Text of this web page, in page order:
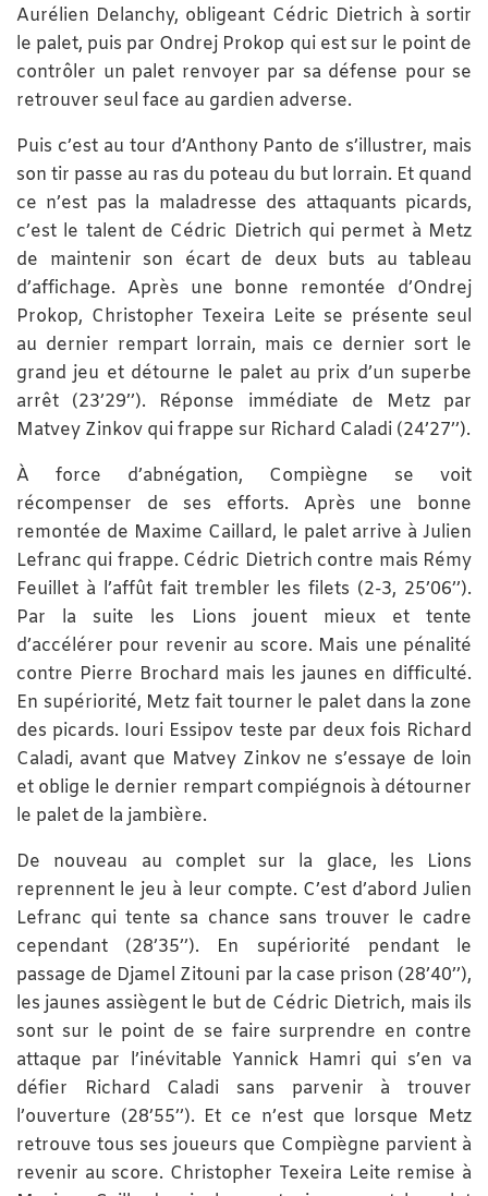
Aurélien Delanchy, obligeant Cédric Dietrich à sortir
le palet, puis par Ondrej Prokop qui est sur le point de
contrôler un palet renvoyer par sa défense pour se
retrouver seul face au gardien adverse.
Puis c’est au tour d’Anthony Panto de s’illustrer, mais
son tir passe au ras du poteau du but lorrain. Et quand
ce n’est pas la maladresse des attaquants picards,
c’est le talent de Cédric Dietrich qui permet à Metz
de maintenir son écart de deux buts au tableau
d’affichage. Après une bonne remontée d’Ondrej
Prokop, Christopher Texeira Leite se présente seul
au dernier rempart lorrain, mais ce dernier sort le
grand jeu et détourne le palet au prix d’un superbe
arrêt (23’29’’). Réponse immédiate de Metz par
Matvey Zinkov qui frappe sur Richard Caladi (24’27’’).
À force d’abnégation, Compiègne se voit
récompenser de ses efforts. Après une bonne
remontée de Maxime Caillard, le palet arrive à Julien
Lefranc qui frappe. Cédric Dietrich contre mais Rémy
Feuillet à l’affût fait trembler les filets (2-3, 25’06’’).
Par la suite les Lions jouent mieux et tente
d’accélérer pour revenir au score. Mais une pénalité
contre Pierre Brochard mais les jaunes en difficulté.
En supériorité, Metz fait tourner le palet dans la zone
des picards. Iouri Essipov teste par deux fois Richard
Caladi, avant que Matvey Zinkov ne s’essaye de loin
et oblige le dernier rempart compiégnois à détourner
le palet de la jambière.
De nouveau au complet sur la glace, les Lions
reprennent le jeu à leur compte. C’est d’abord Julien
Lefranc qui tente sa chance sans trouver le cadre
cependant (28’35’’). En supériorité pendant le
passage de Djamel Zitouni par la case prison (28’40’’),
les jaunes assiègent le but de Cédric Dietrich, mais ils
sont sur le point de se faire surprendre en contre
attaque par l’inévitable Yannick Hamri qui s’en va
défier Richard Caladi sans parvenir à trouver
l’ouverture (28’55’’). Et ce n’est que lorsque Metz
retrouve tous ses joueurs que Compiègne parvient à
revenir au score. Christopher Texeira Leite remise à